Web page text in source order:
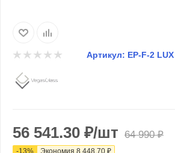
Артикул: EP-F-2
56 541.30 ₽/шт 64 990₽
-13% Экономия 8 448.70 ₽